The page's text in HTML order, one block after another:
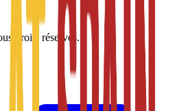
droits réservés.